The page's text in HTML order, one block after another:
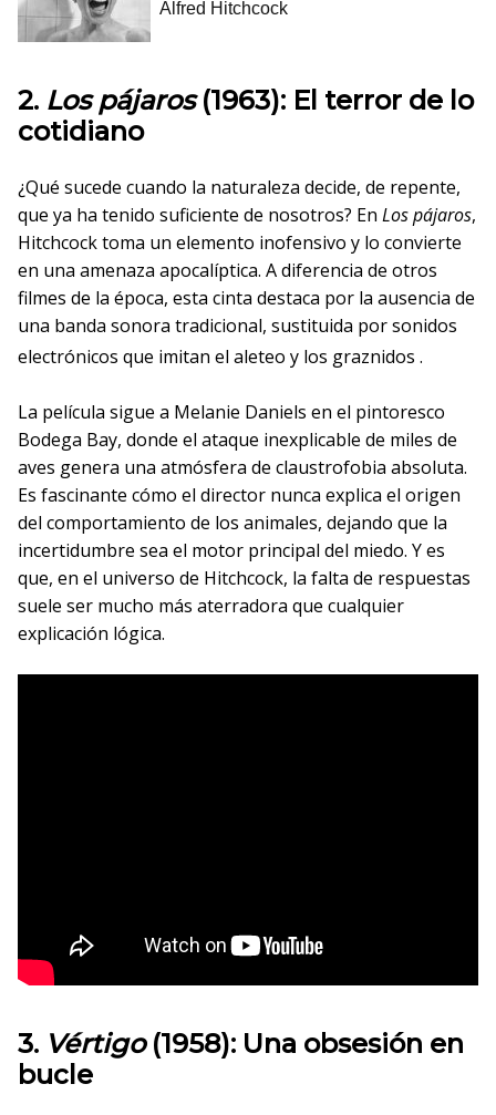
2. Los pájaros(1963): El terror de lo
cotidiano
¿Qué sucede cuando la naturaleza decide, de repente,
que ya ha tenido suficiente de nosotros? En Los pájaros,
Hitchcock toma un elemento inofensivo y lo convierte
en una amenaza apocalíptica. A diferencia de otros
filmes de la época, esta cinta destaca por la ausencia de
una banda sonora tradicional, sustituida por sonidos
electrónicos que imitan el aleteo y los graznidos .
La película sigue a Melanie Daniels en el pintoresco
Bodega Bay, donde el ataque inexplicable de miles de
aves genera una atmósfera de claustrofobia absoluta.
Es fascinante cómo el director nunca explica el origen
del comportamiento de los animales, dejando que la
incertidumbre sea el motor principal del miedo. Y es
que, en el universo de Hitchcock, la falta de respuestas
suele ser mucho más aterradora que cualquier
explicación lógica.
3. Vértigo(1958): Una obsesión en
bucle